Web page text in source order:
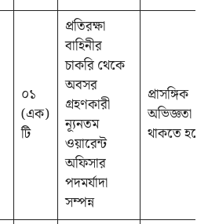
০১
(এক)
টি
প্রতিরক্ষা
বাহিনীর
চাকরি থেকে
অবসর
গ্রহণকারী
ন্যূনতম
ওয়ারেন্ট
অফিসার
পদমর্যাদা
সম্পন্ন
প্রাসঙ্গিক
অভিজ্ঞতা
থাকতে হবে